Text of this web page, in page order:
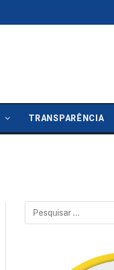
TRANSPARÊNCIA